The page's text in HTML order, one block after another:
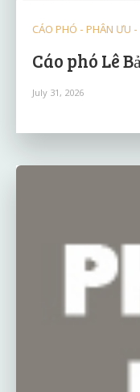
CÁO PHÓ - PHÂN ƯU
Cáo phó Lê
July 31, 2026